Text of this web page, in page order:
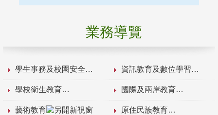
業務導覽
學生事務及校園安全 資訊教育及數位學習
學校衛生教育 國際及兩岸教育
藝術教育 原住民族教育